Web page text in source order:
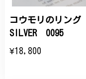
コウモリのリング
SILVER 0095
¥18,800